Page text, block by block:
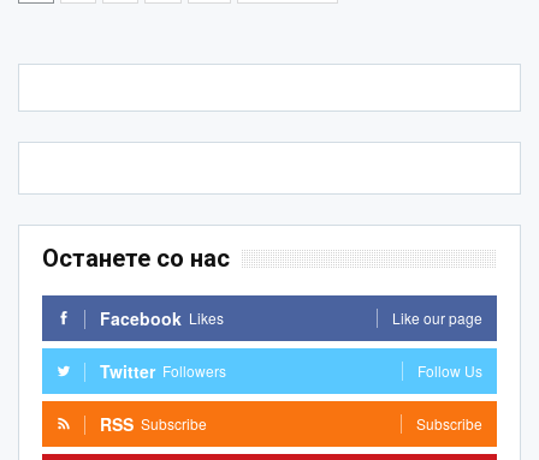
Останете со нас
Facebook Likes Like our page
Twitter Followers Follow Us
RSS Subscribe Subscribe